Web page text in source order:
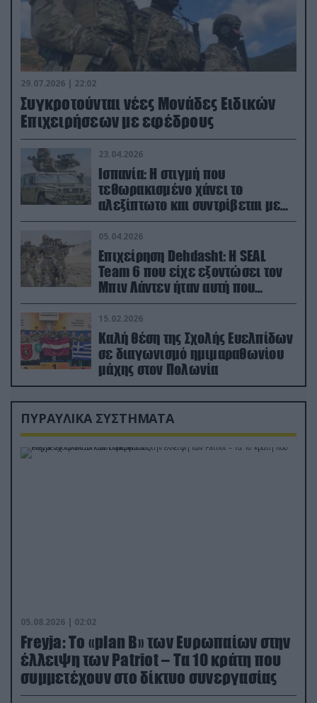
29.07.2026 | 22:02
Συγκροτούνται νέες Μονάδες Ειδικών
Επιχειρήσεων με εφέδρους
23.04.2026
Ισπανία: Η στιγμή που
τεθωρακισμένο χάνει το
αλεξίπτωτο και συντρίβεται με
ορμή στο έδαφος (βίντεο)
05.04.2026
Επιχείρηση Dehdasht: Η SEAL
Team 6 που είχε εξοντώσει τον
Μπιν Λάντεν ήταν αυτή που
διέσωσε τον πιλότο του F-15
15.02.2026
Καλή θέση της Σχολής Ευελπίδων
σε διαγωνισμό ημιμαραθωνίου
μάχης στον Πολωνία
ΠΥΡΑΥΛΙΚΑ ΣΥΣΤΗΜΑΤΑ
05.08.2026 | 02:02
Freyja: Το «plan Β» των Ευρωπαίων στην
έλλειψη των Patriot – Τα 10 κράτη που
συμμετέχουν στο δίκτυο συνεργασίας